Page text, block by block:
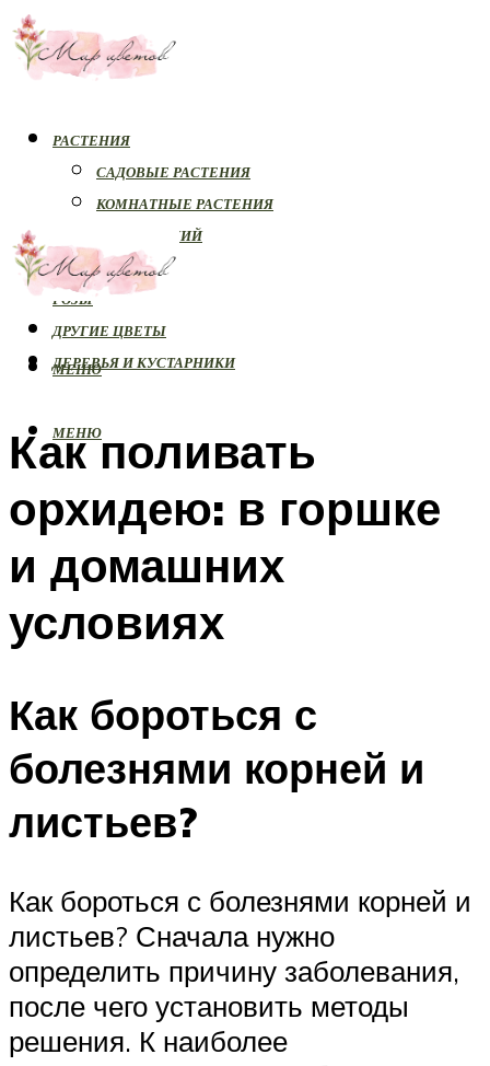
РАСТЕНИЯ
САДОВЫЕ РАСТЕНИЯ
КОМНАТНЫЕ РАСТЕНИЯ
БОЛЕЗНИ РАСТЕНИЙ
ОРХИДЕИ
РОЗЫ
ДРУГИЕ ЦВЕТЫ
ДЕРЕВЬЯ И КУСТАРНИКИ
МЕНЮ
МЕНЮ
Как поливать
орхидею: в горшке
и домашних
условиях
Как бороться с
болезнями корней и
листьев?
Как бороться с болезнями корней и
листьев? Сначала нужно
определить причину заболевания,
после чего установить методы
решения. К наиболее